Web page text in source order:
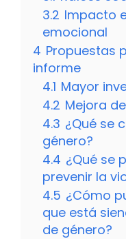
3.2 Impacto
emocional
4 Propuestas
informe
4.1 Mayor
4.2 Mejora
4.3 ¿Qué se
género?
4.4 ¿Qué se
prevenir la
4.5 ¿Cómo
que está
de género?